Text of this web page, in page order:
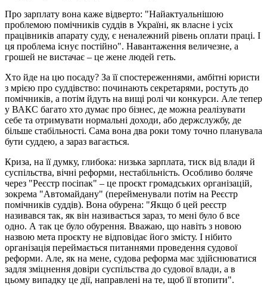
Про зарплату вона каже відверто: "Найактуальнішою
проблемою помічників суддів в Україні, як власне і усіх
працівників апарату суду, є неналежний рівень оплати праці. І
ця проблема існує постійно". Навантаження величезне, а
грошей не вистачає – це жене людей геть.
Хто йде на цю посаду? За її спостереженнями, амбітні юристи
з мрією про суддівство: починають секретарями, ростуть до
помічників, а потім йдуть на вищі ролі чи конкурси. Але тепер
у ВАКС багато хто думає про бізнес, де можна реалізувати
себе та отримувати нормальні доходи, або держслужбу, де
більше стабільності. Сама вона два роки тому точно планувала
бути суддею, а зараз вагається.
Криза, на її думку, глибока: низька зарплата, тиск від влади й
суспільства, вічні реформи, нестабільність. Особливо боляче
через "Реєстр посіпак" – це проєкт громадських організацій,
зокрема "Автомайдану" (перейменували потім на Реєстр
помічників суддів). Вона обурена: "Якщо б цей реєстр
називався так, як він називається зараз, то мені було б все
одно. А так це було обурення. Вважаю, що навіть з новою
назвою мета проєкту не відповідає його змісту. І нібито
організація переймається питаннями проведення судової
реформи. Але, як на мене, судова реформа має здійснюватися
задля зміцнення довіри суспільства до судової влади, а в
цьому випадку це дії, направлені на те, щоб її втопити".